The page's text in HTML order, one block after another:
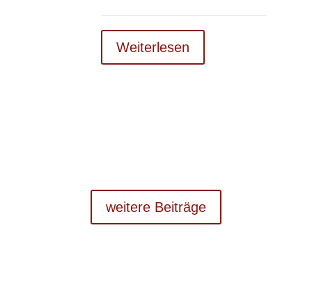
Weiterlesen
weitere Beiträge